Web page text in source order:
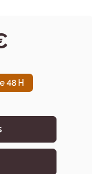
48 H